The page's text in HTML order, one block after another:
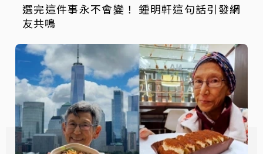
選完這件事永不會變！ 鍾明軒這句話引發網
友共鳴